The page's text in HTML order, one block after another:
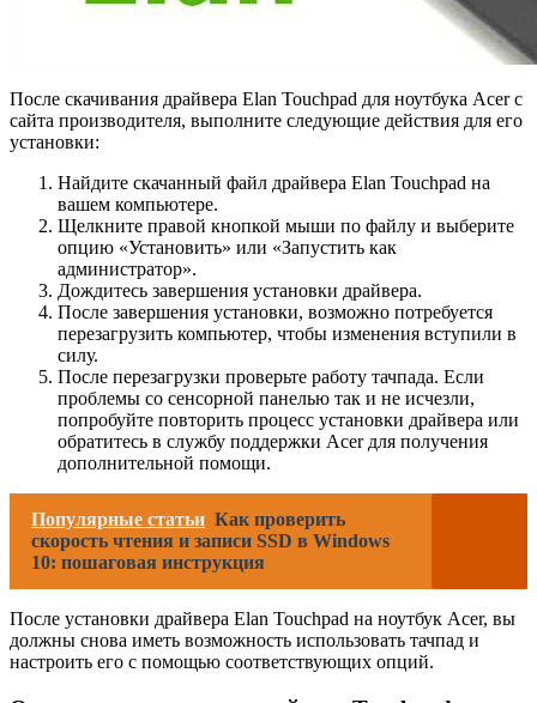
После скачивания драйвера Elan Touchpad для ноутбука Acer с
сайта производителя, выполните следующие действия для его
установки:
Найдите скачанный файл драйвера Elan Touchpad на
вашем компьютере.
Щелкните правой кнопкой мыши по файлу и выберите
опцию «Установить» или «Запустить как
администратор».
Дождитесь завершения установки драйвера.
После завершения установки, возможно потребуется
перезагрузить компьютер, чтобы изменения вступили в
силу.
После перезагрузки проверьте работу тачпада. Если
проблемы со сенсорной панелью так и не исчезли,
попробуйте повторить процесс установки драйвера или
обратитесь в службу поддержки Acer для получения
дополнительной помощи.
Популярные статьи Как проверить
скорость чтения и записи SSD в Windows
10: пошаговая инструкция
После установки драйвера Elan Touchpad на ноутбук Acer, вы
должны снова иметь возможность использовать тачпад и
настроить его с помощью соответствующих опций.